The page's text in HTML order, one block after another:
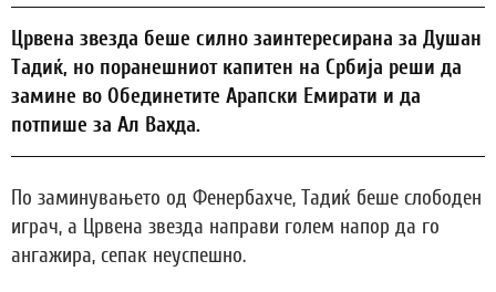
Црвена звезда беше силно заинтересирана за Душан
Тадиќ, но поранешниот капитен на Србија реши да
замине во Обединетите Арапски Емирати и да
потпише за Ал Вахда.
По заминувањето од Фенербахче, Тадиќ беше слободен
играч, а Црвена звезда направи голем напор да го
ангажира, сепак неуспешно.